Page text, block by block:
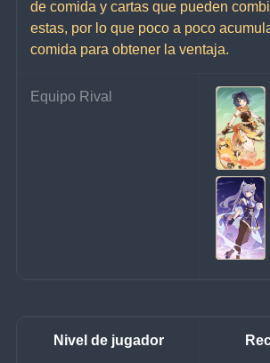
de comida y cartas que pueden
estas, por lo que poco a poco
comida para obtener la ventaja.
Equipo Rival
Nivel de jugador